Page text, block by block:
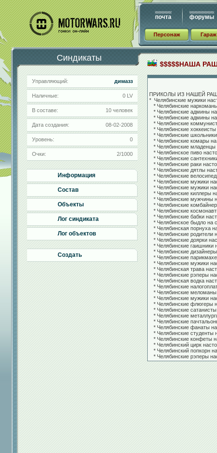
почта форумы
Персонаж Гараж
Синдикаты
Управляющий: димазз
Наличные: 0 LV
В составе: 10 человек
Дата создания: 08-02-2008
Уровень: 0
Очки: 2/1000
Информация
Состав
Объекты
Лог синдиката
Лог объектов
Создать
$$$$$НАША
ПРИКОЛЫ ИЗ НАШЕЙ
* Челябинские мужики
* Челябинские
* Челябинские админы
* Челябинские админы
* Челябинские
* Челябинские
* Челябинские
* Челябинские комары на
* Челябинские младенцы
* Челябинское пиво
* Челябинские
* Челябинские раки
* Челябинские дятлы
* Челябинские
* Челябинские мужики
* Челябинские мужики
* Челябинские киллеры
* Челябинские мужчины
* Челябинские
* Челябинские
* Челябинские бабки
* Челябинское быдло на
* Челябинская порнуха
* Челябинские родители
* Челябинские доярки
* Челябинские гаишники
* Челябинские
* Челябинские
* Челябинские мужики
* Челябинская трава
* Челябинские рэперы
* Челябинская водка
* Челябинские
* Челябинские меломаны
* Челябинские мужики
* Челябинские флюгеры
* Челябинские
* Челябинские
* Челябинские
* Челябинские фанаты
* Челябинские студенты
* Челябинские конфеты
* Челябинский цирк
* Челябинский попкорн
* Челябинские рэперы